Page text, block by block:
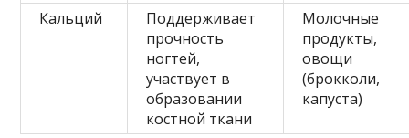
Кальций
Поддерживает
прочность
ногтей,
участвует в
образовании
костной ткани
Молочные
продукты,
овощи
(брокколи,
капуста)